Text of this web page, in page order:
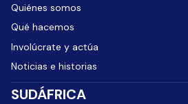
Quiénes somos
Qué hacemos
Involúcrate y actúa
Noticias e historias
SUDÁFRICA